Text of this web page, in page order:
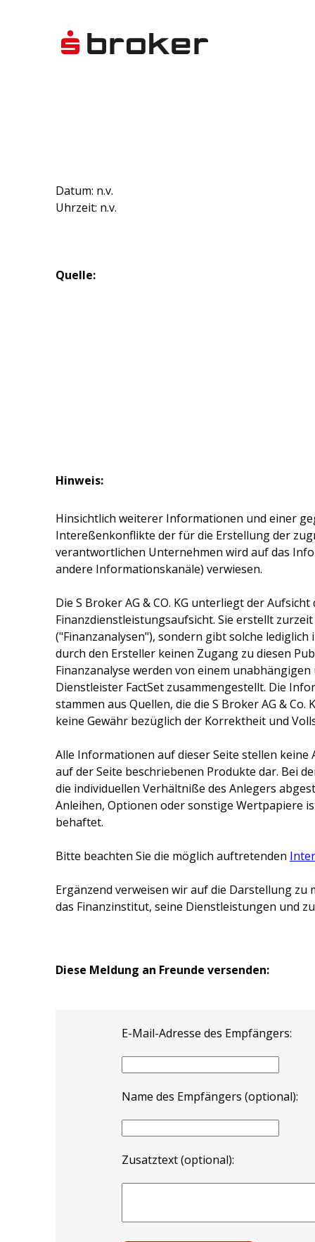
Datum: n.v.
Uhrzeit: n.v.
Quelle:
Hinweis:
Hinsichtlich weiterer Informationen und einer
Intereßenkonflikte der für die Erstellung der
verantwortlichen Unternehmen wird auf das
andere Informationskanäle) verwiesen.
Die S Broker AG & CO. KG unterliegt der Aufsicht
Finanzdienstleistungsaufsicht. Sie erstellt
("Finanzanalysen"), sondern gibt solche
durch den Ersteller keinen Zugang zu diesen
Finanzanalyse werden von einem
Dienstleister FactSet zusammengestellt. Die
stammen aus Quellen, die die S Broker AG & Co.
keine Gewähr bezüglich der Korrektheit und
Alle Informationen auf dieser Seite stellen
auf der Seite beschriebenen Produkte dar. Bei
die individuellen Verhältniße des Anlegers
Anleihen, Optionen oder sonstige Wertpapiere
behaftet.
Bitte beachten Sie die möglich auftretenden
Ergänzend verweisen wir auf die Darstellung
das Finanzinstitut, seine Dienstleistungen und
Diese Meldung an Freunde versenden:
E-Mail-Adresse des Empfängers:
Name des Empfängers (optional):
Zusatztext (optional):